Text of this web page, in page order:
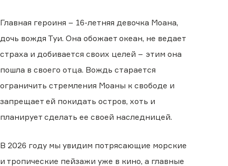
Главная героиня − 16-летняя девочка Моана,
дочь вождя Туи. Она обожает океан, не ведает
страха и добивается своих целей − этим она
пошла в своего отца. Вождь старается
ограничить стремления Моаны к свободе и
запрещает ей покидать остров, хоть и
планирует сделать ее своей наследницей.
В 2026 году мы увидим потрясающие морские
и тропические пейзажи уже в кино, а главные